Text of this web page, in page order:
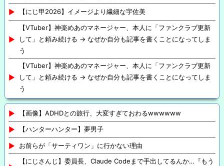
【にじ甲2026】イメージより繊細な宇佐美
【VTuber】神楽めあのマネージャー、本人に「ファンクラブ更新
して」と頼み続ける → なぜか自分も記事を書くことになってしま
う
【VTuber】神楽めあのマネージャー、本人に「ファンクラブ更新
して」と頼み続ける → なぜか自分も記事を書くことになってしま
う
【画像】ADHDとの旅行、大変すぎておわるwwwwww
【ハンターハンター】夢男子
お前らが「サーティワン」に行かない理由
【にじさんじ】委員長、Claude Codeまで手出してるんか…『もう